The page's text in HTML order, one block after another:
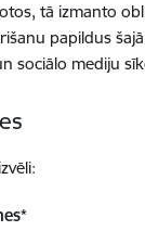
tā izmanto
papildus
sociālo mediju
*